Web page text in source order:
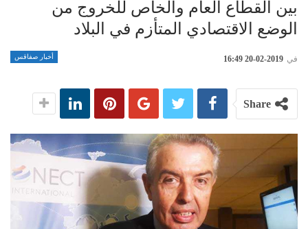
بين القطاع العام والخاص للخروج من
الوضع الاقتصادي المتأزم في البلاد
أخبار صفاقس في 2019-02-20 16:49
Share